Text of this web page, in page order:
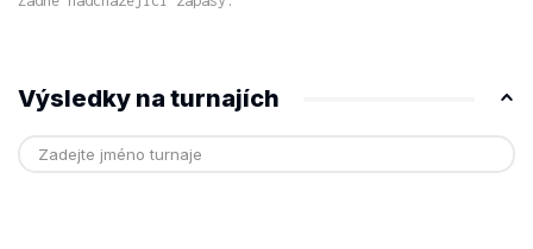
Výsledky na turnajích